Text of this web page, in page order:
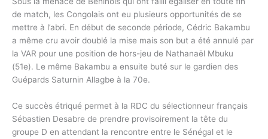
de match, les Congolais ont eu plusieurs opportunités de se
mettre à l’abri. En début de seconde période, Cédric Bakambu
a même cru avoir doublé la mise mais son but a été annulé par
la VAR pour une position de hors-jeu de Nathanaël Mbuku
(51e). Le même Bakambu a ensuite buté sur le gardien des
Guépards Saturnin Allagbe à la 70e.
Ce succès étriqué permet à la RDC du sélectionneur français
Sébastien Desabre de prendre provisoirement la tête du
groupe D en attendant la rencontre entre le Sénégal et le